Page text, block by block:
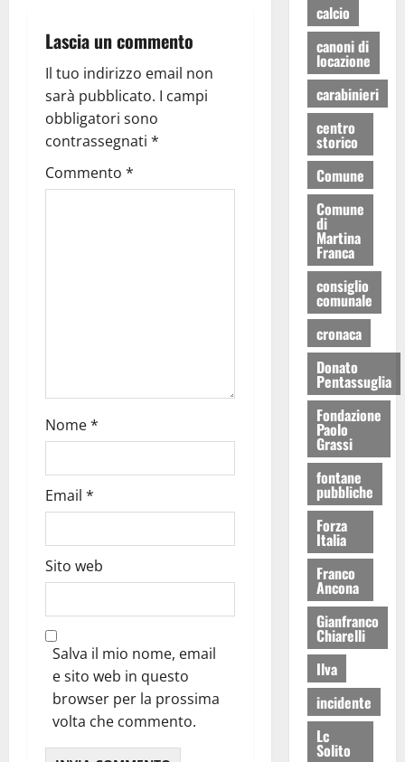
Lascia un commento
Il tuo indirizzo email non
sarà pubblicato. I campi
obbligatori sono
contrassegnati *
Commento *
Nome*
Email *
Sito web
Salva il mio nome, email
e sito web in questo
browser per la prossima
volta che commento.
calcio
canoni di
locazione
carabinieri
centro
storico
Comune
Comune
di
Martina
Franca
consiglio
comunale
cronaca
Donato
Pentassuglia
Fondazione
Paolo
Grassi
fontane
pubbliche
Forza
Italia
Franco
Ancona
Gianfranco
Chiarelli
Ilva
incidente
Lc
Solito